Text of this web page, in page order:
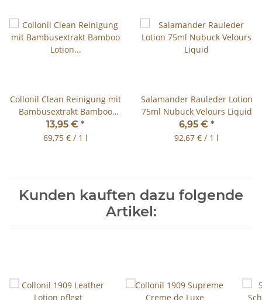
Collonil Clean Reinigung mit
Bambusextrakt Bamboo
Lotion 200ml
13,95 € *
69,75 € / 1 l
Salamander Rauleder Lotion
75ml Nubuck Velours Liquid
6,95 € *
92,67 € / 1 l
Kunden kauften dazu folgende
Artikel: